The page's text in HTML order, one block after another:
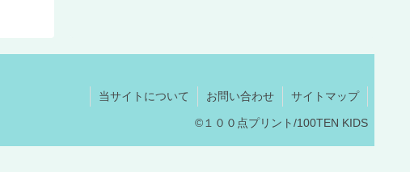
当サイトについて お問い合わせ サイトマップ
©１００点プリント/100TEN KIDS